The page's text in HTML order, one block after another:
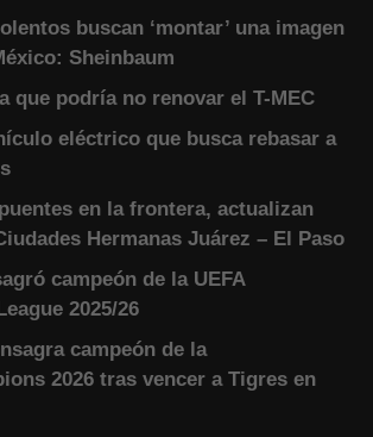
buscan ‘montar’ una imagen
Sheinbaum
que podría no renovar el T-MEC
eléctrico que busca rebasar a
en la frontera, actualizan
Hermanas Juárez – El Paso
campeón de la UEFA
2025/26
campeón de la
2026 tras vencer a Tigres en